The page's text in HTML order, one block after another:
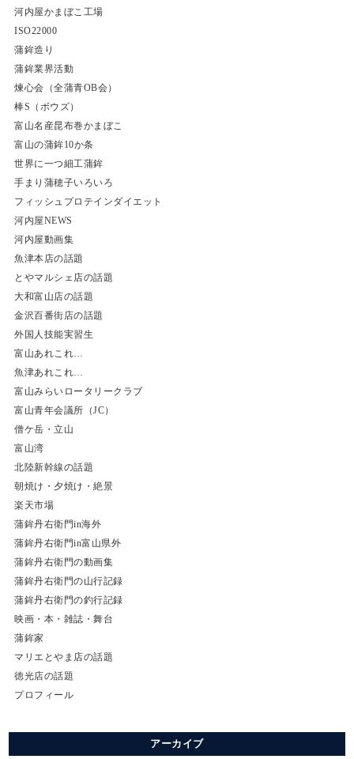
河内屋かまぼこ工場
ISO22000
蒲鉾造り
蒲鉾業界活動
煉心会（全蒲青OB会）
棒S（ボウズ）
富山名産昆布巻かまぼこ
富山の蒲鉾10か条
世界に一つ細工蒲鉾
手まり蒲穂子いろいろ
フィッシュプロテインダイエット
河内屋NEWS
河内屋動画集
魚津本店の話題
とやマルシェ店の話題
大和富山店の話題
金沢百番街店の話題
外国人技能実習生
富山あれこれ…
魚津あれこれ…
富山みらいロータリークラブ
富山青年会議所（JC）
僧ケ岳・立山
富山湾
北陸新幹線の話題
朝焼け・夕焼け・絶景
楽天市場
蒲鉾丹右衛門in海外
蒲鉾丹右衛門in富山県外
蒲鉾丹右衛門の動画集
蒲鉾丹右衛門の山行記録
蒲鉾丹右衛門の釣行記録
映画・本・雑誌・舞台
蒲鉾家
マリエとやま店の話題
徳光店の話題
プロフィール
アーカイブ